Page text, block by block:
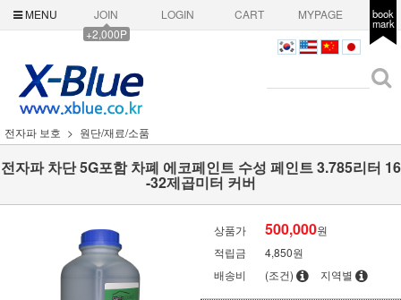
MENU
JOIN
+2,000P
LOGIN CART MYPAGE book
mark
전자파 보호 원단/재료/소품
전자파 차단 5G포함 차폐 에코페인트 수성 페인트 3.785리터 16
-32제곱미터 커버
상품가 500,000원
적립금
4,850원
배송비
(조건) 지역별